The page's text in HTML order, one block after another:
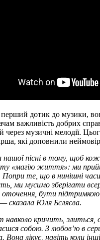
дотик до музики,
важливість добрих
через музичні мелодії.
які доповнили
пісні в тому, щоб
«магію життя»: ми
Попри те, що в нинішні
ми мусимо зберігати
оточення, бути
— сказала Юля Бєляєва.
навколо кричить,
собою. З любовʼю в
Вона лікує, навіть коли